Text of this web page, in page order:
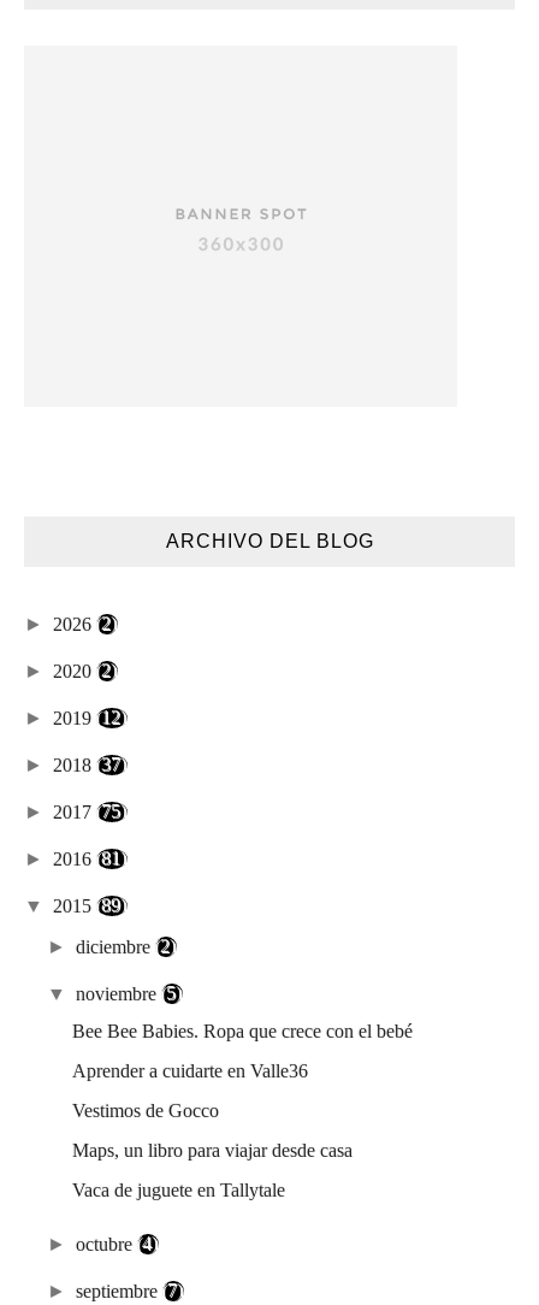
ARCHIVO DEL BLOG
► 2026 (2)
► 2020 (2)
► 2019 (12)
► 2018 (37)
► 2017 (75)
► 2016 (81)
▼ 2015 (89)
►diciembre(2)
▼noviembre(5)
Bee Bee Babies. Ropa que crece con el bebé
Aprender a cuidarte en Valle36
Vestimos de Gocco
Maps, un libro para viajar desde casa
Vaca de juguete en Tallytale
►octubre(4)
►septiembre(7)